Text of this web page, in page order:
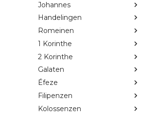
Johannes
Handelingen
Romeinen
1 Korinthe
2 Korinthe
Galaten
Éfeze
Filipenzen
Kolossenzen